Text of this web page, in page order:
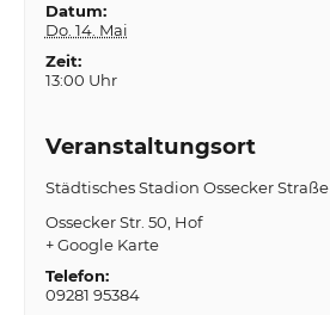
Datum:
Do. 14. Mai
Zeit:
13:00 Uhr
Veranstaltungsort
Städtisches Stadion Ossecker Straße
Ossecker Str. 50 Hof
+ Google Karte
Telefon:
09281 95384